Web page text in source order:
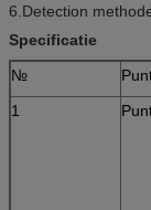
6.Detection
Specificatie
№
1